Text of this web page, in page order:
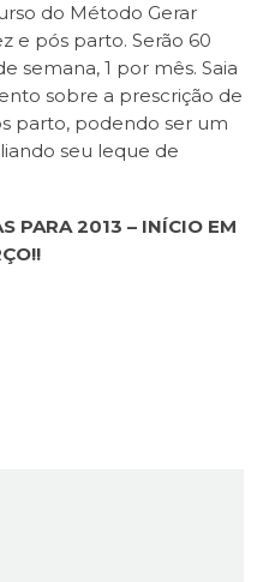
do Método Gerar
e pós parto. Serão 60
semana, 1 por mês. Saia
sobre a prescrição de
parto, podendo ser um
seu leque de
PARA 2013 – INÍCIO EM